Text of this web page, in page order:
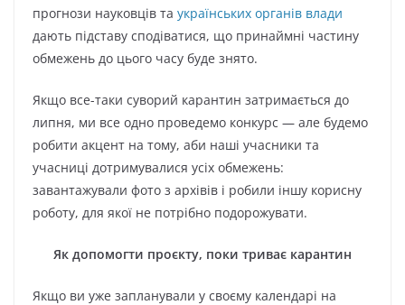
прогнози науковців та українських органів влади
дають підставу сподіватися, що принаймні частину
обмежень до цього часу буде знято.
Якщо все-таки суворий карантин затримається до
липня, ми все одно проведемо конкурс — але будемо
робити акцент на тому, аби наші учасники та
учасниці дотримувалися усіх обмежень:
завантажували фото з архівів і робили іншу корисну
роботу, для якої не потрібно подорожувати.
Як допомогти проєкту, поки триває карантин
Якщо ви уже запланували у своєму календарі на